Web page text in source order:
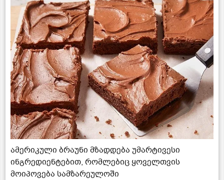
ამერიკული ბრაუნი მზადდება უმარტივესი
ინგრედიენტებით, რომლებიც ყოველთვის
მოიპოვება სამზარეულოში